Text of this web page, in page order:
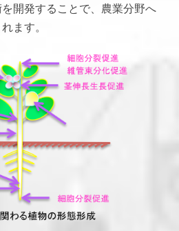
開発することで、農業分野へ
ます。